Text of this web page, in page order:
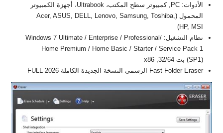
الأدوات: PC, كمبيوتر سطح المكتب، Ultrabook، أجهزة الكمبيوتر
المحمول (Acer, ASUS, DELL, Lenovo, Samsung, Toshiba,
HP, MSI)
نظام التشغيل: Windows 7 Ultimate / Enterprise / Professional/
Home Premium / Home Basic / Starter / Service Pack 1
(SP1) بت 32/64, x86
Fast Folder Eraser الرسمي النسخة الجديدة الكاملة FULL 2026